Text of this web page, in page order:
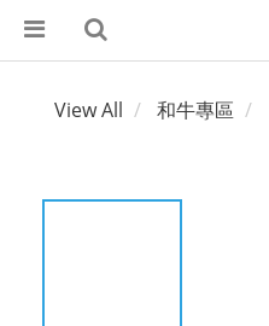
View All 和牛專區